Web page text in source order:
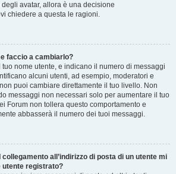
degli avatar, allora è una decisione
chiedere a questa le ragioni.
faccio a cambiarlo?
tuo nome utente, e indicano il numero di messaggi
alcuni utenti, ad esempio, moderatori e
puoi cambiare direttamente il tuo livello. Non
messaggi non necessari solo per aumentare il tuo
Forum non tollera questo comportamento e
abbasserà il numero dei tuoi messaggi.
all’indirizzo di posta di un utente mi
utente registrato?